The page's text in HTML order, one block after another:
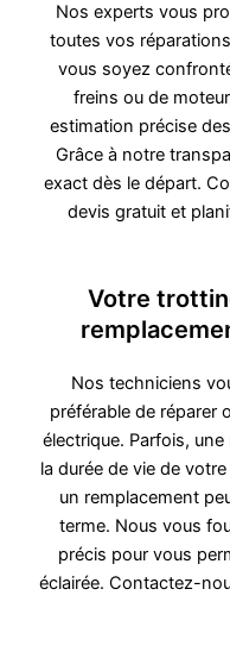
Nos experts vous
toutes vos
vous soyez
freins ou de
estimation précise
Grâce à notre
exact dès le départ.
devis gratuit et
Votre
Nos techniciens
préférable de réparer
électrique. Parfois,
la durée de vie de
un remplacement
terme. Nous vous
précis pour vous
éclairée. Contactez-